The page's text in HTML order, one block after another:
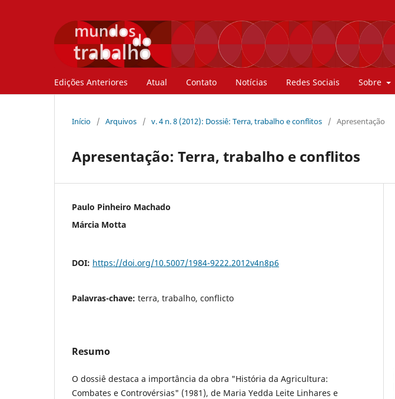
Edições Anteriores Atual Contato Notícias Redes Sociais Sobre
Início / Arquivos / v. 4 n. 8 (2012): Dossiê: Terra, trabalho e conflitos / Apresentação
Apresentação: Terra, trabalho e conflitos
Paulo Pinheiro Machado
Márcia Motta
DOI: https://doi.org/10.5007/1984-9222.2012v4n8p6
Palavras-chave: terra, trabalho, conflicto
Resumo
O dossiê destaca a importância da obra "História da Agricultura:
Combates e Controvérsias" (1981), de Maria Yedda Leite Linhares e